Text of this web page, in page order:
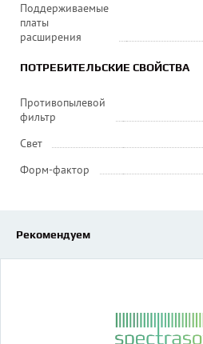
Поддерживаемые
платы
расширения
ПОТРЕБИТЕЛЬСКИЕ СВОЙСТВА
Противопылевой
фильтр
Свет
Форм-фактор
Рекомендуем